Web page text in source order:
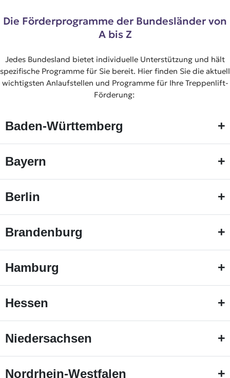
Die Förderprogramme der Bundesländer von
A bis Z
Jedes Bundesland bietet individuelle Unterstützung und hält
spezifische Programme für Sie bereit. Hier finden Sie die aktuell
wichtigsten Anlaufstellen und Programme für Ihre Treppenlift-
Förderung:
Baden-Württemberg +
Bayern +
Berlin +
Brandenburg +
Hamburg +
Hessen +
Niedersachsen +
Nordrhein-Westfalen +